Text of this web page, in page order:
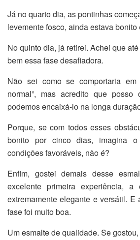
Já no quarto dia, as pontinhas
levemente fosco, ainda estava bonito
No quinto dia, já retirei. Achei que
bem essa fase desafiadora.
Não sei como se comportaria em
normal”, mas acredito que posso
podemos encaixá-lo na longa
Porque, se com todos esses
bonito por cinco dias, imagina
condições favoráveis, não é?
Enfim, gostei demais desse
excelente primeira experiência,
extremamente elegante e versátil. E
fase foi muito boa.
Um esmalte de qualidade. Se